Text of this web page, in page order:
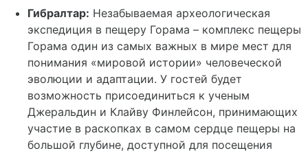
Гибралтар: Незабываемая археологическая
экспедиция в пещеру Горама – комплекс пещеры
Горама один из самых важных в мире мест для
понимания «мировой истории» человеческой
эволюции и адаптации. У гостей будет
возможность присоединиться к ученым
Джеральдин и Клайву Финлейсон, принимающих
участие в раскопках в самом сердце пещеры на
большой глубине, доступной для посещения